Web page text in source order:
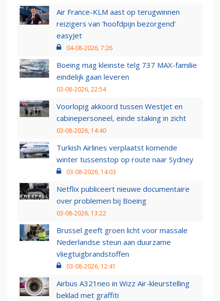
Air France-KLM aast op terugwinnen
reizigers van ‘hoofdpijn bezorgend’
easyJet
04-08-2026, 7:26
Boeing mag kleinste telg 737 MAX-familie
eindelijk gaan leveren
03-08-2026, 22:54
Voorlopig akkoord tussen WestJet en
cabinepersoneel, einde staking in zicht
03-08-2026, 14:40
Turkish Airlines verplaatst komende
winter tussenstop op route naar Sydney
03-08-2026, 14:03
Netflix publiceert nieuwe documentaire
over problemen bij Boeing
03-08-2026, 13:22
Brussel geeft groen licht voor massale
Nederlandse steun aan duurzame
vliegtuigbrandstoffen
03-08-2026, 12:41
Airbus A321neo in Wizz Air-kleurstelling
beklad met graffiti